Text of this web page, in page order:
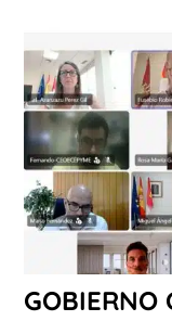
GOBIERNO